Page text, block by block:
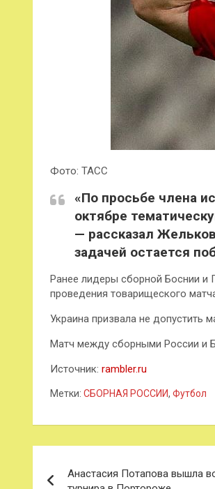
Фото: ТАСС
«По просьбе члена
октябре
— рассказал
задачей остается
Ранее лидеры сборной Боснии и
проведения товарищеского
Украина призвала не допустить
Матч между сборными России и
Источник: rambler.ru
Метки: СБОРНАЯ РОССИИ, Футбол
Анастасия Потапова вышла